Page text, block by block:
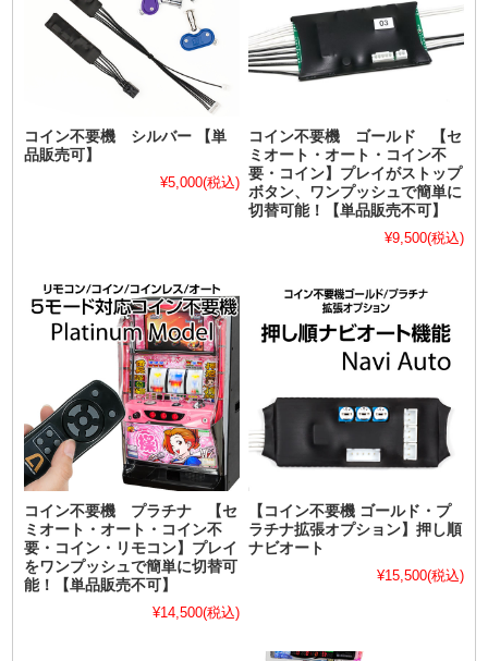
コイン不要機 シルバー 【単
品販売可】
¥5,000(税込)
コイン不要機 ゴールド 【セ
ミオート・オート・コイン不
要・コイン】プレイがストップ
ボタン、ワンプッシュで簡単に
切替可能！【単品販売不可】
¥9,500(税込)
コイン不要機 プラチナ 【セ
ミオート・オート・コイン不
要・コイン・リモコン】プレイ
をワンプッシュで簡単に切替可
能！【単品販売不可】
¥14,500(税込)
【コイン不要機 ゴールド・プ
ラチナ拡張オプション】押し順
ナビオート
¥15,500(税込)